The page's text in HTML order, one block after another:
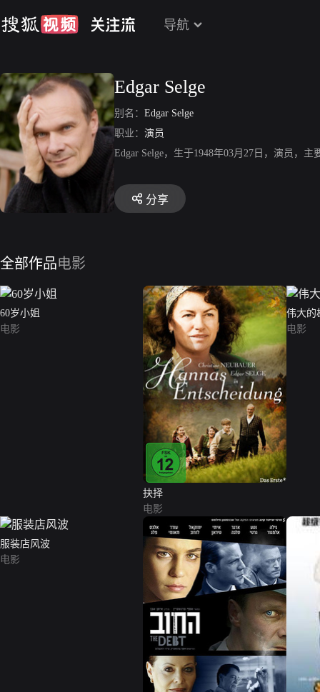
导航
Edgar Selge
别名： Edgar Selge
职业： 演员
Edgar Selge，生于1948年03月27日，演员，
分享
全部作品电影
60岁小姐
电影
抉择
电影
伟大的
电影
服装店风波
电影